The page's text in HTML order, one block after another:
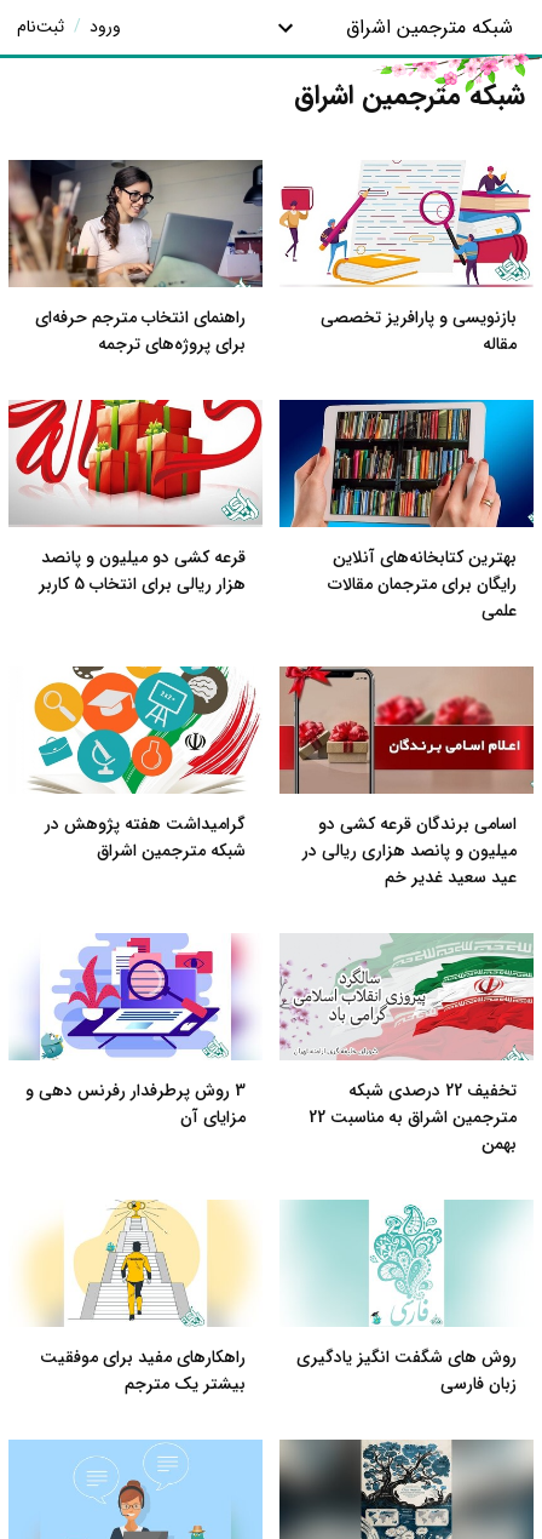
شبکه مترجمین اشراق ورود / ثبت‌نام
شبکه مترجمین اشراق
بازنویسی و پارافریز تخصصی
مقاله
راهنمای انتخاب مترجم حرفه‌ای
برای پروژه‌های ترجمه
بهترین کتابخانه‌های آنلاین
رایگان برای مترجمان مقالات
علمی
قرعه کشی دو میلیون و پانصد
هزار ریالی برای انتخاب 5 کاربر
اسامی برندگان قرعه کشی دو
میلیون و پانصد هزاری ریالی در
عید سعید غدیر خم
گرامیداشت هفته پژوهش در
شبکه مترجمین اشراق
تخفیف 22 درصدی شبکه
مترجمین اشراق به مناسبت 22
بهمن
3 روش پرطرفدار رفرنس دهی و
مزایای آن
روش های شگفت انگیز یادگیری
زبان فارسی
راهکارهای مفید برای موفقیت
بیشتر یک مترجم